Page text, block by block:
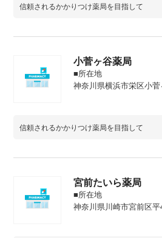
信頼されるかかりつけ薬局を目指して
小菅ヶ谷薬局
■所在地
神奈川県横浜市栄区小
信頼されるかかりつけ薬局を目指して
宮前たいら薬局
■所在地
神奈川県川崎市宮前区